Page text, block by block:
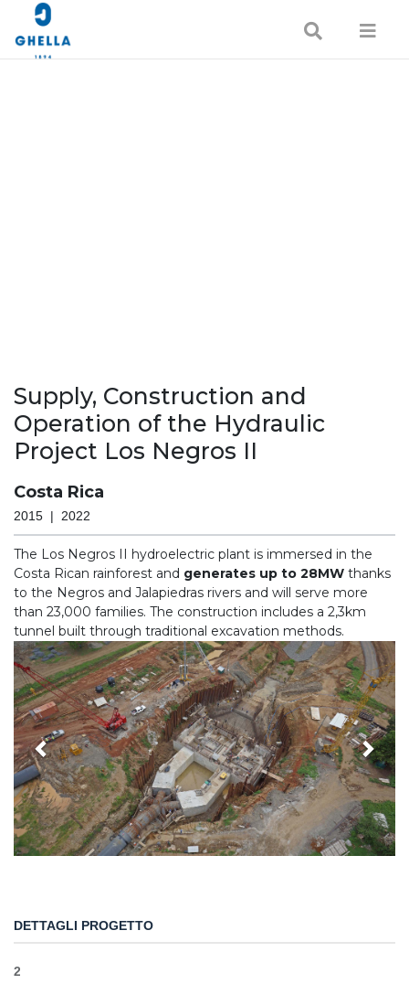
Supply, Construction and
Operation of the Hydraulic
Project Los Negros II
Costa Rica
2015 | 2022
The Los Negros II hydroelectric plant is immersed in the
Costa Rican rainforest and generates up to 28MW thanks
to the Negros and Jalapiedras rivers and will serve more
than 23,000 families. The construction includes a 2,3km
tunnel built through traditional excavation methods.
Precedente
DETTAGLI PROGETTO
2.3km tunnel traditional methods